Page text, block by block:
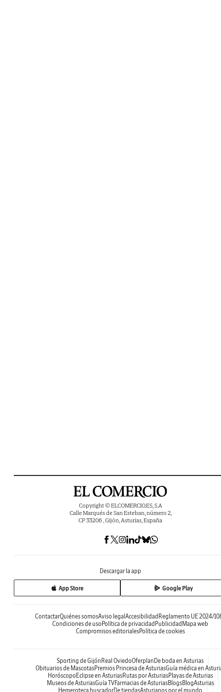
Copyright © ELCOMERCIO.ES, S.A
Calle Marqués de San Esteban, número 2,
CP 33206 , Gijón, Asturias, España
Descargar la app
App Store Google Play
ContactarQuiénes somosAviso legal Accesibilidad Reglamento UE 2024/
Condiciones de uso Política de privacidad Publicidad Mapa web
Compromisos editorialesPolítica de cookies
Sporting de Gijón Real OviedoOferplan De boda en Asturias
Obituarios de MascotasPremios Princesa de AsturiasGuía médica en
Horóscopo Eclipse en AsturiasRutas por AsturiasPlayas de Asturias
Museos de AsturiasGuía TVFarmacias de AsturiasBlogsBlogAsturias
Hemeroteca buscadorDe tiendasAsturianos por el mundo